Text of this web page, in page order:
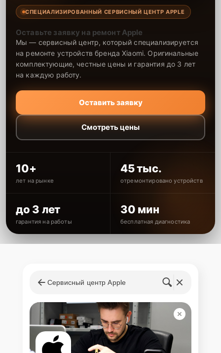
СПЕЦИАЛИЗИРОВАННЫЙ СЕРВИСНЫЙ ЦЕНТР APPLE
Оставьте заявку на ремонт Apple
Мы — сервисный центр, который специализируется
на ремонте устройств бренда Xiaomi. Оригинальные
комплектующие, честные цены и гарантия до 3 лет
на каждую работу.
Оставить заявку
Смотреть цены
10+
лет на рынке
45 тыс.
отремонтировано устройств
до 3 лет
гарантия на работы
30 мин
бесплатная диагностика
Сервисный центр Apple